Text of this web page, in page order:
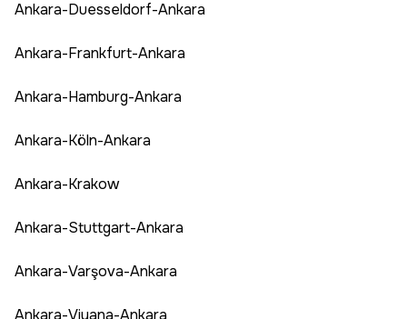
Ankara-Duesseldorf-Ankara
Ankara-Frankfurt-Ankara
Ankara-Hamburg-Ankara
Ankara-Köln-Ankara
Ankara-Krakow
Ankara-Stuttgart-Ankara
Ankara-Varşova-Ankara
Ankara-Viyana-Ankara